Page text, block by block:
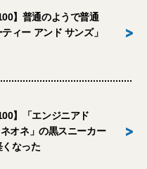
】普通のようで普通
ィー アンド サンズ」
>
】「エンジニアド
オネ」の黒スニーカー
なった
>